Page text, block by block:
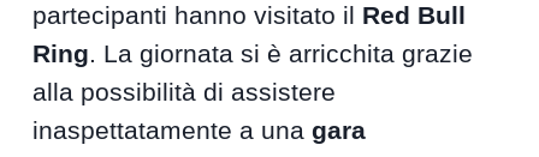
partecipanti hanno visitato il Red Bull
Ring. La giornata si è arricchita grazie
alla possibilità di assistere
inaspettatamente a unagara